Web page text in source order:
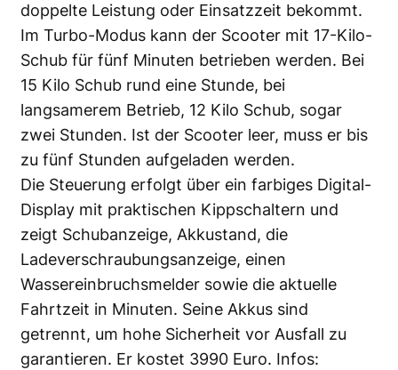
doppelte Leistung oder Einsatzzeit bekommt.
Im Turbo-Modus kann der Scooter mit 17-Kilo-
Schub für fünf Minuten betrieben werden. Bei
15 Kilo Schub rund eine Stunde, bei
langsamerem Betrieb, 12 Kilo Schub, sogar
zwei Stunden. Ist der Scooter leer, muss er bis
zu fünf Stunden aufgeladen werden.
Die Steuerung erfolgt über ein farbiges Digital-
Display mit praktischen Kippschaltern und
zeigt Schubanzeige, Akkustand, die
Ladeverschraubungsanzeige, einen
Wassereinbruchsmelder sowie die aktuelle
Fahrtzeit in Minuten. Seine Akkus sind
getrennt, um hohe Sicherheit vor Ausfall zu
garantieren. Er kostet 3990 Euro. Infos: